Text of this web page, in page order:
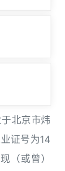
北京市炜
证号为14
（或曾）